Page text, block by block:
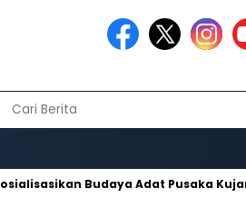
Budaya Adat Pusaka Kujang